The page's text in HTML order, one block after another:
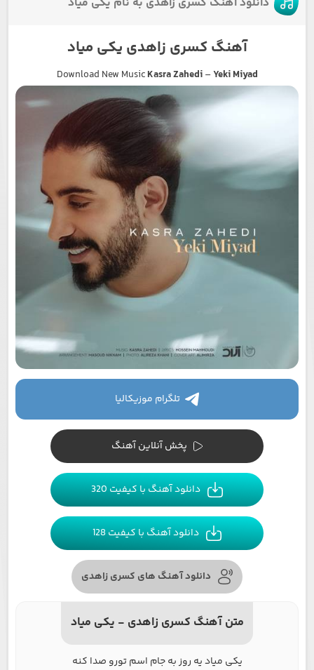
آهنگ کسری زاهدی یکی میاد
Download New MusicKasra Zahedi–Yeki Miyad
تلگرام موزیکالیا
پخش آنلاین آهنگ
دانلود آهنگ با کیفیت 320
دانلود آهنگ با کیفیت 128
دانلود آهنگ های کسری زاهدی
متن آهنگ کسری زاهدی - یکی میاد
یکی میاد یه روز به جام اسم تو‌رو صدا کنه